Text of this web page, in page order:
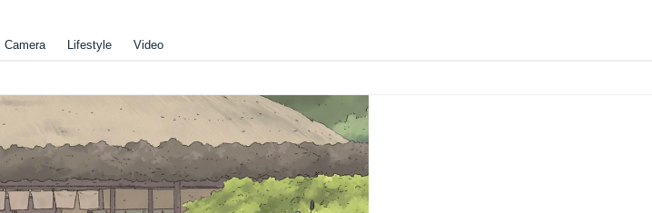
Camera Lifestyle Video